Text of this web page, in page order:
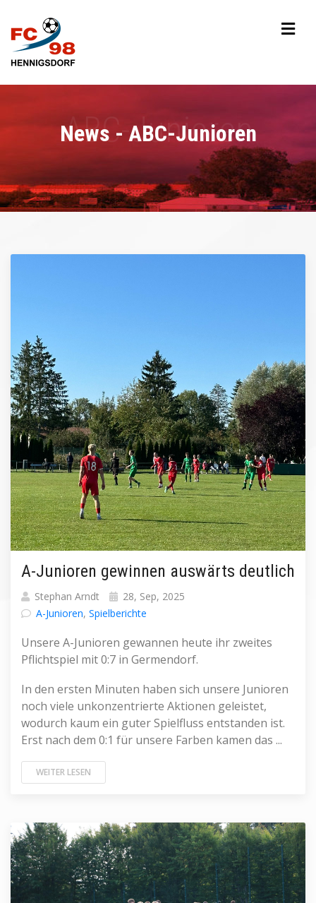
News - ABC-Junioren
A-Junioren gewinnen auswärts deutlich
Stephan Arndt
28, Sep, 2025
A-Junioren, Spielberichte
Unsere A-Junioren gewannen heute ihr zweites
Pflichtspiel mit 0:7 in Germendorf.
In den ersten Minuten haben sich unsere Junioren
noch viele unkonzentrierte Aktionen geleistet,
wodurch kaum ein guter Spielfluss entstanden ist.
Erst nach dem 0:1 für unsere Farben kamen das ...
WEITER LESEN